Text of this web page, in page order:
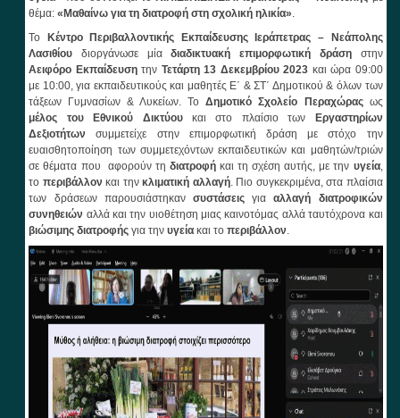
θέμα: «Μαθαίνω για τη διατροφή στη σχολική ηλικία».
Το Κέντρο Περιβαλλοντικής Εκπαίδευσης Ιεράπετρας – Νεάπολης
Λασιθίου διοργάνωσε μίαδιαδικτυακή επιμορφωτική δράσηστην
Αειφόρο Εκπαίδευσητην Τετάρτη 13 Δεκεμβρίου 2023 και ώρα 09:00
με 10:00, για εκπαιδευτικούς και μαθητές Ε΄ & ΣΤ΄ Δημοτικού & όλων των
τάξεων Γυμνασίων & Λυκείων. ΤοΔημοτικό Σχολείο Περαχώραςως
μέλος του Εθνικού Δικτύουκαι στο πλαίσιο των Εργαστηρίων
Δεξιοτήτων συμμετείχε στην επιμορφωτική δράση με στόχο την
ευαισθητοποίηση των συμμετεχόντων εκπαιδευτικών και μαθητών/τριών
σε θέματα που αφορούν τη διατροφήκαι τη σχέση αυτής, με την υγεία,
το περιβάλλον και τηνκλιματική αλλαγή. Πιο συγκεκριμένα, στα πλαίσια
των δράσεων παρουσιάστηκαν συστάσειςγιααλλαγή διατροφικών
συνηθειών αλλά και την υιοθέτηση μιας καινοτόμας αλλά ταυτόχρονα και
βιώσιμης διατροφής για τηνυγεία και τοπεριβάλλον